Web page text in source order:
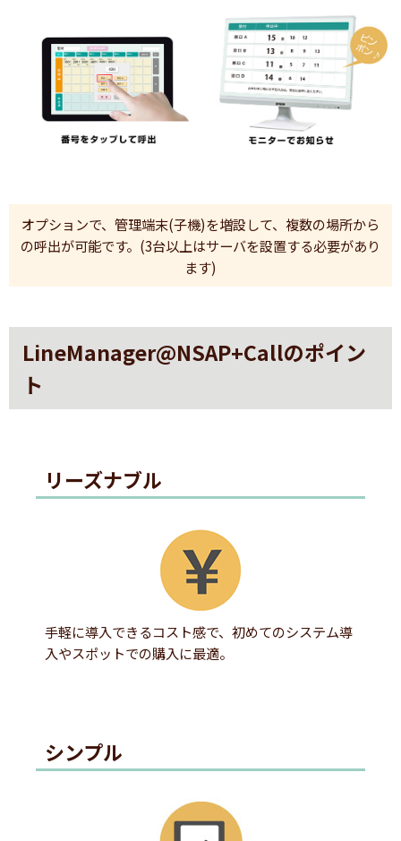
オプションで、管理端末(子機)を増設して、複数の場所から
の呼出が可能です。(3台以上はサーバを設置する必要があり
ます)
LineManager@NSAP+Callのポイン
ト
リーズナブル
手軽に導入できるコスト感で、初めてのシステム導
入やスポットでの購入に最適。
シンプル